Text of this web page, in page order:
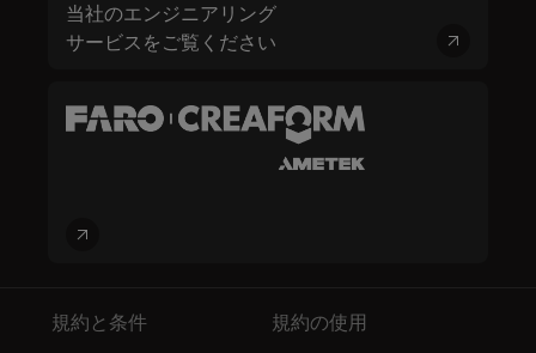
当社のエンジニアリング
サービスをご覧ください
規約と条件 規約の使用